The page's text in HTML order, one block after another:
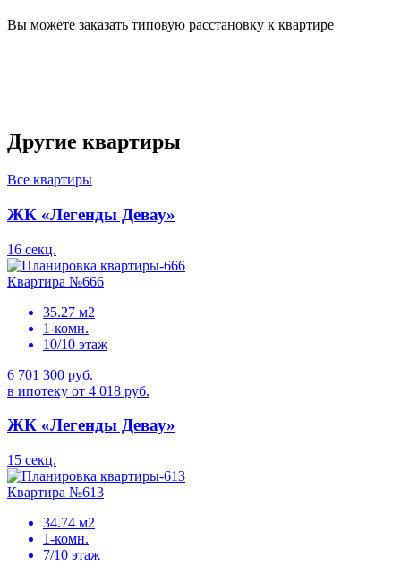
Вы можете заказать типовую расстановку к квартире
Другие квартиры
Все квартиры
ЖК «Легенды Девау»
16 секц.
Квартира №666
35.27 м2
1-комн.
10/10 этаж
6 701 300 руб.
в ипотеку от 4 018 руб.
ЖК «Легенды Девау»
15 секц.
Квартира №613
34.74 м2
1-комн.
7/10 этаж